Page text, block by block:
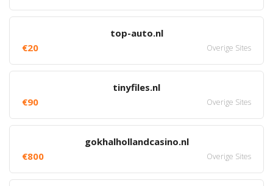
top-auto.nl
€20
Overige Sites
tinyfiles.nl
€90
Overige Sites
gokhalhollandcasino.nl
€800
Overige Sites